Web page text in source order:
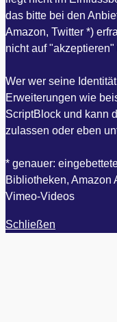
das bitte bei den
Amazon, Twitter *)
nicht auf
Wer wer seine
Erweiterungen wie
ScriptBlock und kann
zulassen oder eben
* genauer:
Bibliotheken, Amazon
Vimeo-Videos
Schließen